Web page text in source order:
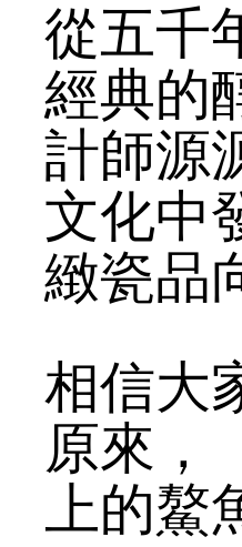
從五千
經典的
計師源
文化中
緻瓷品
相信大
原來，
上的鰲